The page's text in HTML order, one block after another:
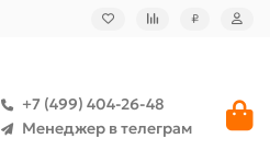
₽
+7 (499) 404-26-48
Менеджер в телеграм